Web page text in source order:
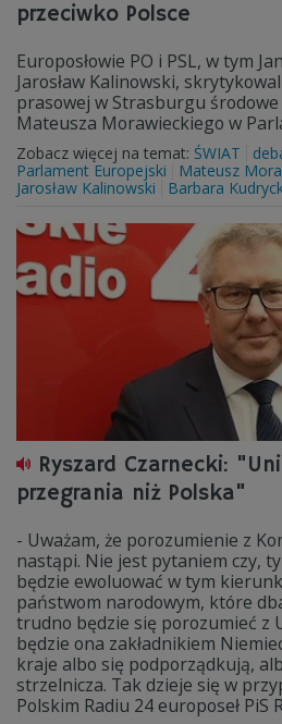
przeciwko Polsce
Europosłowie PO i PSL, w tym
Jarosław Kalinowski,
prasowej w Strasburgu
Mateusza Morawieckiego w
Zobacz więcej na temat: ŚWIAT
Parlament Europejski
Mateusz
Jarosław Kalinowski
Barbara
Ryszard Czarnecki:
przegrania niż Polska"
- Uważam, że porozumienie z
nastąpi. Nie jest pytaniem czy,
będzie ewoluować w tym
państwom narodowym, które
trudno będzie się porozumieć z
będzie ona zakładnikiem
kraje albo się podporządkują,
strzelnicza. Tak dzieje się w
Polskim Radiu 24 europoseł PiS